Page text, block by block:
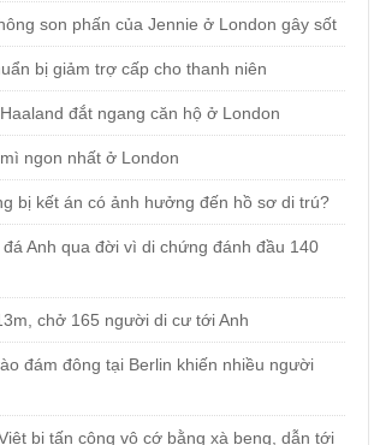
son phấn của Jennie ở London gây sốt
bị giảm trợ cấp cho thanh niên
đắt ngang căn hộ ở London
ngon nhất ở London
bị kết án có ảnh hưởng đến hồ sơ di trú?
Anh qua đời vì di chứng đánh đầu 140
chở 165 người di cư tới Anh
đám đông tại Berlin khiến nhiều người
bị tấn công vô cớ bằng xà beng, dẫn tới